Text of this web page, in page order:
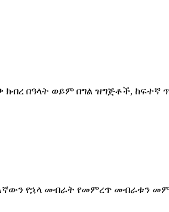
ክብረ በዓላት ወይም በግል ዝግጅቶች, ከፍተኛ
የኋላ መብራት የመምረጥ መብራቱን